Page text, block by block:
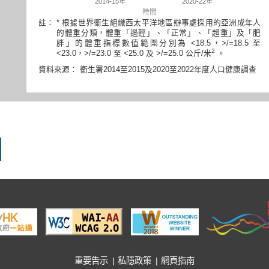
時間
註： * 根據世界衞生組織西太平洋地區辦事處採用的亞洲成年人
的體重分類，體重「過輕」、「正常」、「超重」及「肥
胖」的體重指標數值範圍分別為 <18.5，>/=18.5 至
<23.0，>/=23.0 至 <25.0 及 >/=25.0 公斤/米2
。
資料來源： 衞生署2014至2015及2020至2022年度人口健康調查
重要告示 私隱政策 網頁指南